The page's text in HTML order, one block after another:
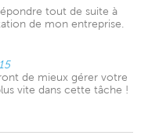
tout de suite à
de mon entreprise.
de mieux gérer votre
vite dans cette tâche !